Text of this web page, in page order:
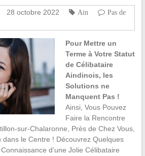
28 octobre 2022 Ain
Pas de
Pour Mettre un
Terme à Votre Statut
de Célibataire
Aindinois, les
Solutions ne
Manquent Pas !
Ainsi, Vous Pouvez
Faire la Rencontre
sur-Chalaronne, Près de Chez Vous,
dans le Centre ! Découvrez Quelques
d’une Jolie Célibataire